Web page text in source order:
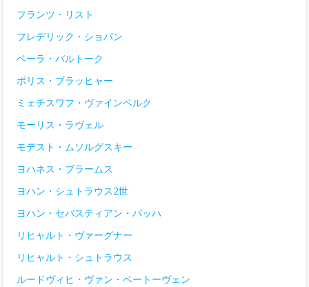
フランツ・リスト
フレデリック・ショパン
ベーラ・バルトーク
ボリス・ブラッヒャー
ミェチスワフ・ヴァインベルク
モーリス・ラヴェル
モデスト・ムソルグスキー
ヨハネス・ブラームス
ヨハン・シュトラウス2世
ヨハン・セバスティアン・バッハ
リヒャルト・ヴァーグナー
リヒャルト・シュトラウス
ルードヴィヒ・ヴァン・ベートーヴェン